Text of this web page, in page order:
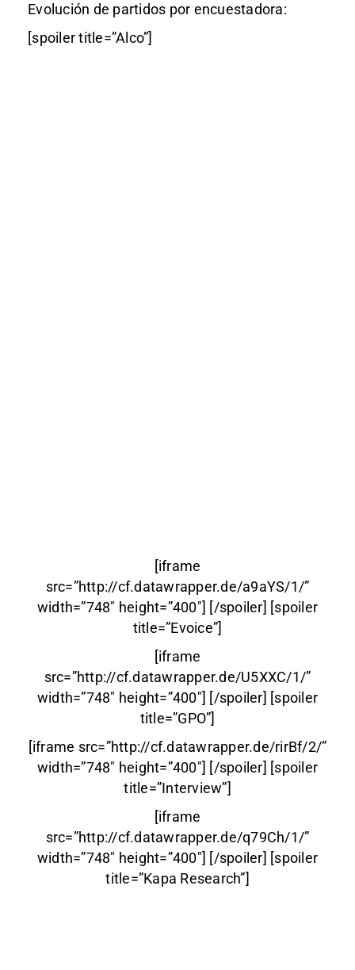
Evolución de partidos por encuestadora:
[spoiler title=”Alco”]
[iframe
src=”http://cf.datawrapper.de/a9aYS/1/”
width=”748″ height=”400″] [/spoiler] [spoiler
title=”Evoice”]
[iframe
src=”http://cf.datawrapper.de/U5XXC/1/”
width=”748″ height=”400″] [/spoiler] [spoiler
title=”GPO”]
[iframe src=”http://cf.datawrapper.de/rirBf/2/”
width=”748″ height=”400″] [/spoiler] [spoiler
title=”Interview”]
[iframe
src=”http://cf.datawrapper.de/q79Ch/1/”
width=”748″ height=”400″] [/spoiler] [spoiler
title=”Kapa Research”]